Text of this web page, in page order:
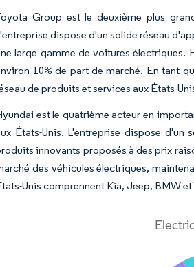
Group est le deuxième plus
dispose d'un solide réseau
large gamme de voitures électriques.
10% de part de marché. En tant
de produits et services aux États-
est le quatrième acteur en
États-Unis. L'entreprise dispose
innovants proposés à des prix
des véhicules électriques,
Unis comprennent Kia, Jeep, BMW et